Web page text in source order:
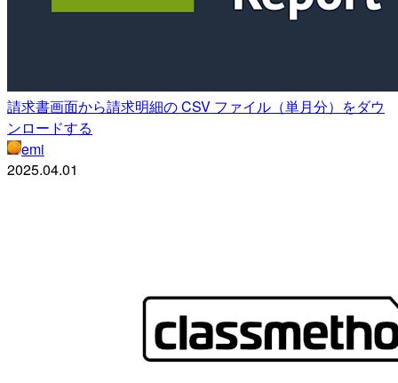
請求書画面から請求明細の CSV ファイル（単月分）をダウ
ンロードする
emi
2025.04.01